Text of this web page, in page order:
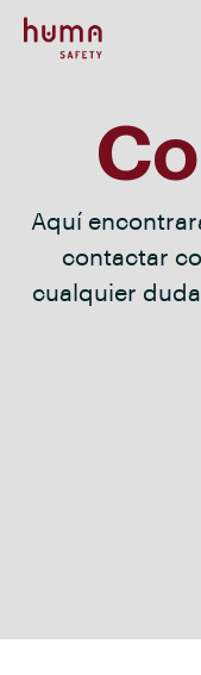
Aquí
contactar
cualquier